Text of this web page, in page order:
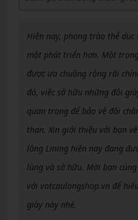
Hiện nay, phong trào thể
một phát triển hơn. Một
được ưa chuộng rộng rãi
đó, việc sở hữu những đôi
quan trọng để bảo vệ đôi
than. Xin giới thiệu với bạn
lông Lining hiện nay đang
lùng và sở hữu. Mời bạn
với votcaulongshop.vn để
giày này nhé.